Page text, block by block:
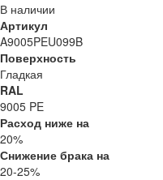
В наличии
Артикул
A9005PEU099B
Поверхность
Гладкая
RAL
9005 PE
Расход ниже на
20%
Снижение брака на
20-25%